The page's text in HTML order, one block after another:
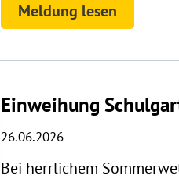
Meldung lesen
Einweihung
26.06.2026
Bei herrlichem